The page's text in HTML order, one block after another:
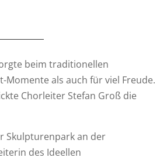
beim traditionellen
als auch für viel Freude.
Chorleiter Stefan Groß die
Skulpturenpark an der
des Ideellen